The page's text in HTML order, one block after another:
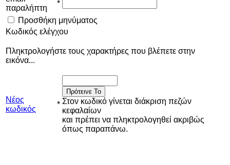
παραλήπτη
*
Προσθήκη μηνύματος
Κωδικός ελέγχου
Πληκτρολογήστε τους χαρακτήρες που βλέπετε στην
εικόνα...
Νέος
κωδικός
*
Πρότεινε Το
Στον κωδικό γίνεται διάκριση πεζών
κεφαλαίων
και πρέπει να πληκτρολογηθεί ακριβώς
όπως παραπάνω.